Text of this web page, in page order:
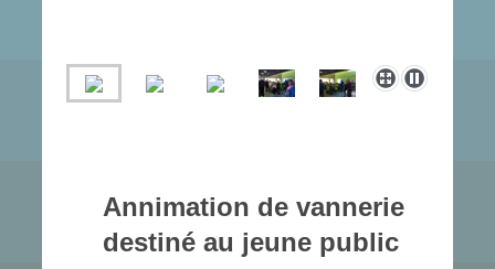
Annimation de vannerie
destiné au jeune public